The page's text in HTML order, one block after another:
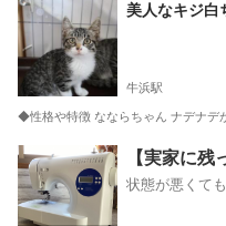
美人なキジ白
牛浜駅
◆性格や特徴 なならちゃん ナデナデ
福生市 牛浜駅 猫
【実家に残
状態が悪くて